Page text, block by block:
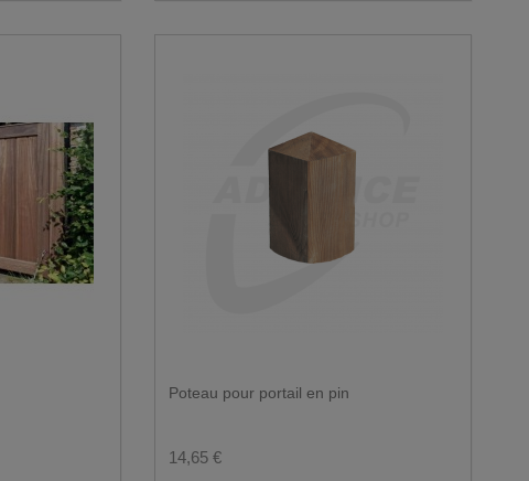
Poteau pour portail en pin
14,65 €